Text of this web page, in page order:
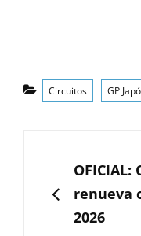
Categorías
Circuitos GP
entradas
ANTERIOR
OFICIAL:
renueva
2026